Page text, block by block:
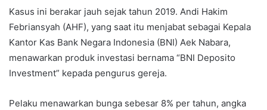
Kasus ini berakar jauh sejak tahun 2019. Andi Hakim
Febriansyah (AHF), yang saat itu menjabat sebagai Kepala
Kantor Kas Bank Negara Indonesia (BNI) Aek Nabara,
menawarkan produk investasi bernama “BNI Deposito
Investment” kepada pengurus gereja.
Pelaku menawarkan bunga sebesar 8% per tahun, angka